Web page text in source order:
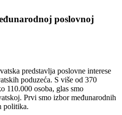
poslovnoj
predstavlja poslovne interese
poduzeća. S više od 370
110.000 osoba, glas smo
Prvi smo izbor međunarodnih
politika.